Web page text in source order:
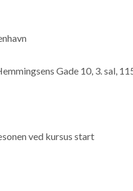
Gade 10, 3. sal,
ved kursus start